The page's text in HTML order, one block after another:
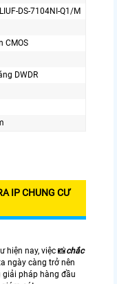
DS-7104NI-Q1/M
CMOS
DWDR
IP CHUNG CƯ
hiện nay, việc 📸chắc
ngày càng trở nên
pháp hàng đầu